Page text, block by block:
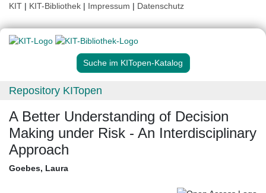
KIT | KIT-Bibliothek | Impressum | Datenschutz
Suche im KITopen-Katalog
Repository KITopen
A Better Understanding of Decision
Making under Risk - An Interdisciplinary
Approach
Goebes, Laura